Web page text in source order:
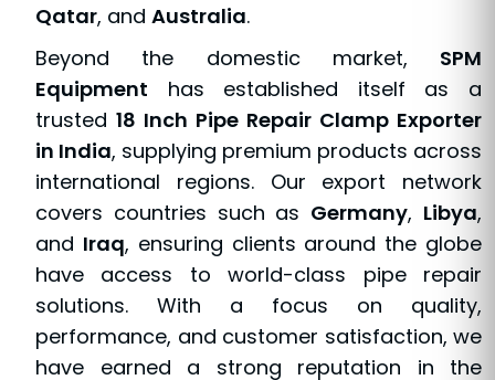
Qatar, and Australia.
Beyond the domestic market, SPM
Equipment has established itself as a
trusted 18 Inch Pipe Repair Clamp Exporter
in India, supplying premium products across
international regions. Our export network
covers countries such as Germany, Libya,
and Iraq, ensuring clients around the globe
have access to world-class pipe repair
solutions. With a focus on quality,
performance, and customer satisfaction, we
have earned a strong reputation in the